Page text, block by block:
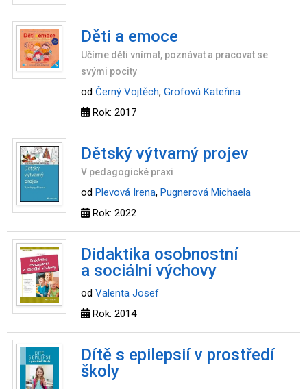
Děti a emoce
Učíme děti vnímat, poznávat a pracovat se
svými pocity
od Černý Vojtěch, Grofová Kateřina
Rok: 2017
Dětský výtvarný projev
V pedagogické praxi
od Plevová Irena, Pugnerová Michaela
Rok: 2022
Didaktika osobnostní
a sociální výchovy
od Valenta Josef
Rok: 2014
Dítě s epilepsií v prostředí
školy